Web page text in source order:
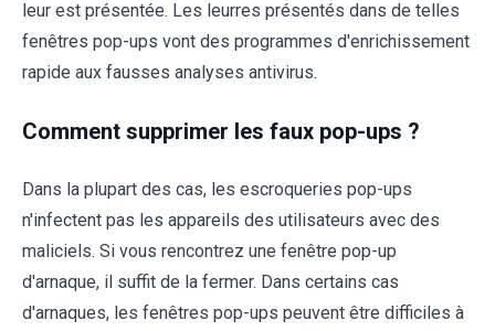
leur est présentée. Les leurres présentés dans de telles
fenêtres pop-ups vont des programmes d'enrichissement
rapide aux fausses analyses antivirus.
Comment supprimer les faux pop-ups ?
Dans la plupart des cas, les escroqueries pop-ups
n'infectent pas les appareils des utilisateurs avec des
maliciels. Si vous rencontrez une fenêtre pop-up
d'arnaque, il suffit de la fermer. Dans certains cas
d'arnaques, les fenêtres pop-ups peuvent être difficiles à